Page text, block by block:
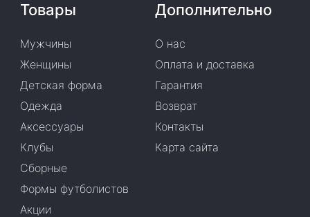
Товары
Мужчины
Женщины
Детская форма
Одежда
Аксессуары
Клубы
Сборные
Формы футболистов
Акции
Дополнительно
О нас
Оплата и доставка
Гарантия
Возврат
Контакты
Карта сайта